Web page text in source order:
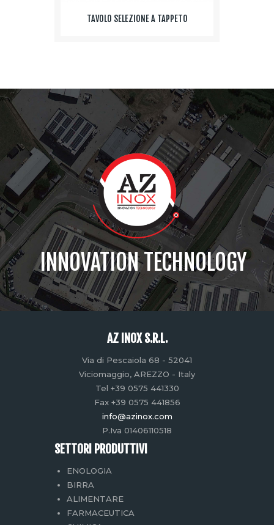
TAVOLO SELEZIONE A TAPPETO
INNOVATION TECHNOLOGY
AZ INOX S.R.L.
Via di Pescaiola 68 - 52041
Viciomaggio, AREZZO - Italy
Tel +39 0575 441330
Fax +39 0575 441856
info@azinox.com
P.Iva 01406110518
SETTORI PRODUTTIVI
ENOLOGIA
BIRRA
ALIMENTARE
FARMACEUTICA